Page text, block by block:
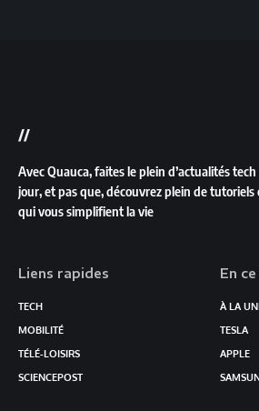
//
Avec Quauca, faites le plein d’actualités
jour, et pas que, découvrez plein de
qui vous simplifient la vie
Liens rapides
TECH
MOBILITÉ
TÉLÉ-LOISIRS
SCIENCEPOST
En
À LA
TESLA
APPLE